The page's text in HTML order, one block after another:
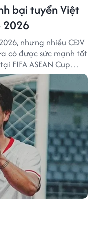
bại tuyển Việt
2026
nhưng nhiều CĐV
có được sức mạnh tốt
FIFA ASEAN Cup